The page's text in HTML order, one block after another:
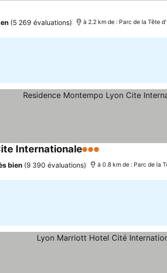
(5 269 évaluations) à 2.2 km de : Parc de la Tête
Internationale3 Étoiles
bien (9 390 évaluations) à 0.8 km de : Parc de la